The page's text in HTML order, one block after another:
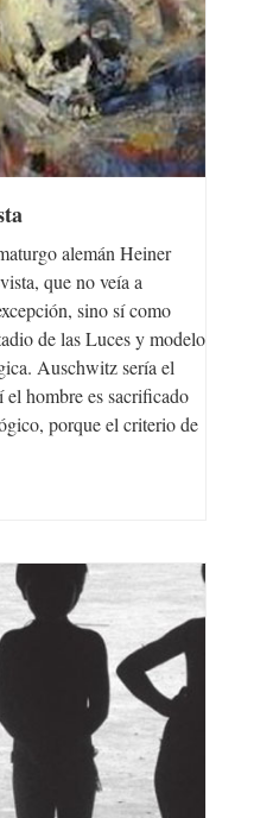
alemán Heiner
que no veía a
sino sí como
de las Luces y modelo
Auschwitz sería el
hombre es sacrificado
porque el criterio de